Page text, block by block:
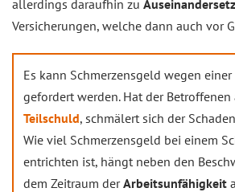
allerdings daraufhin zu
Versicherungen, welche dann auch vor
Es kann Schmerzensgeld wegen
gefordert werden. Hat der
Teilschuld, schmälert sich der
Wie viel Schmerzensgeld bei einem
entrichten ist, hängt neben den
dem Zeitraum derArbeitsunfähigkeit